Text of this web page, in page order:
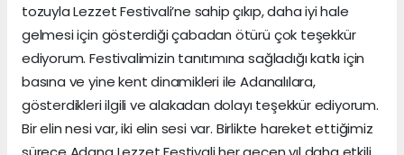
tozuyla Lezzet Festivali’ne sahip çıkıp, daha iyi hale
gelmesi için gösterdiği çabadan ötürü çok teşekkür
ediyorum. Festivalimizin tanıtımına sağladığı katkı için
basına ve yine kent dinamikleri ile Adanalılara,
gösterdikleri ilgili ve alakadan dolayı teşekkür ediyorum.
Bir elin nesi var, iki elin sesi var. Birlikte hareket ettiğimiz